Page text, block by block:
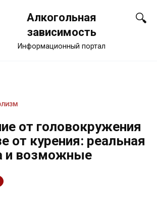
Алкогольная
зависимость
Информационный портал
от головокружения
от курения: реальная
и возможные